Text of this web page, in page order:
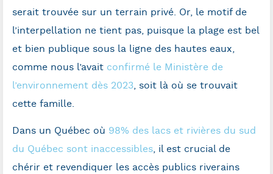
serait trouvée sur un terrain privé. Or, le motif de
l’interpellation ne tient pas, puisque la plage est bel
et bien publique sous la ligne des hautes eaux,
comme nous l’avait confirmé le Ministère de
l’environnement dès 2023 , soit là où se trouvait
cette famille.
Dans un Québec où 98% des lacs et rivières du sud
du Québec sont inaccessibles , il est crucial de
chérir et revendiquer les accès publics riverains